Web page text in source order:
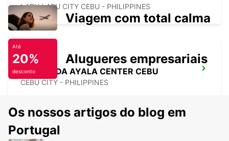
LAPU LAPU CITY CEBU - PHILIPPINES
CEBU SEDA AYALA CENTER CEBU
CEBU CITY - PHILIPPINES
Viagem com total calma
Até
20%
desconto
Alugueres empresariais
Os nossos artigos do blog em
Portugal